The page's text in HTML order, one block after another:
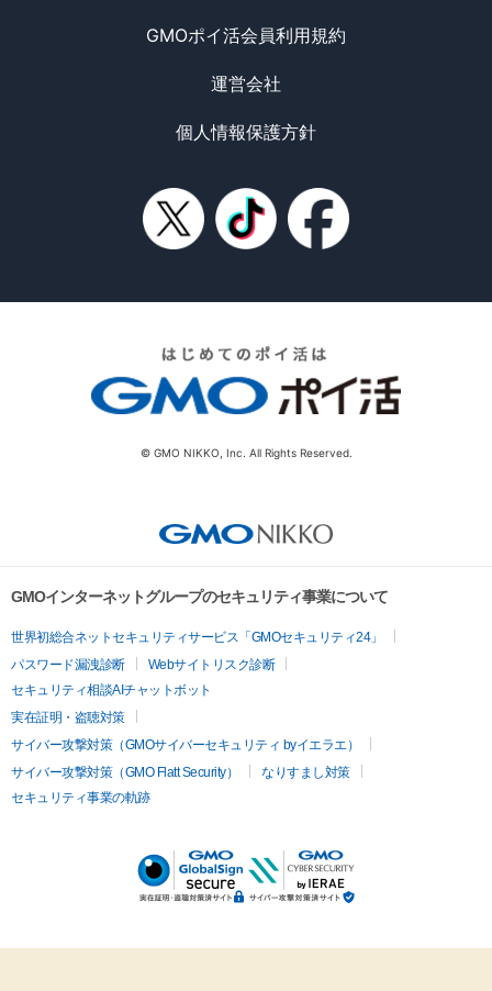
GMOポイ活会員利用規約
運営会社
個人情報保護方針
© GMO NIKKO, Inc. All Rights Reserved.
GMOインターネットグループのセキュリティ事業について
世界初総合ネットセキュリティサービス「GMOセキュリティ24」
パスワード漏洩診断
Webサイトリスク診断
セキュリティ相談AIチャットボット
実在証明・盗聴対策
サイバー攻撃対策（GMOサイバーセキュリティ byイエラエ）
サイバー攻撃対策（GMO Flatt Security）
なりすまし対策
セキュリティ事業の軌跡